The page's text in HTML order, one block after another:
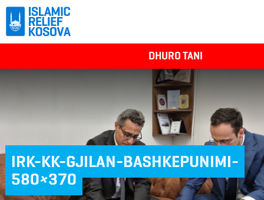
DHURO TANI
IRK-KK-GJILAN-BASHKEPUNIMI-
580×370